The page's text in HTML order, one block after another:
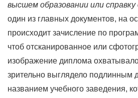
высшем образовании или справку
один из главных документов, на
происходит зачисление по
чтоб отсканированное или
изображение диплома
зрительно выглядело подлинным
названием учебного заведения,